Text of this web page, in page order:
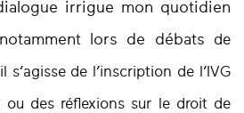
irrigue mon quotidien
lors de débats de
s’agisse de l’inscription de l’IVG
des réflexions sur le droit de